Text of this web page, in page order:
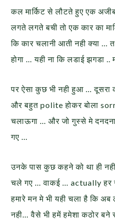
कल मार्किट से लौटते हुए एक
लगते लगते बची तो एक कार का
कि कार चलानी आती नही क्या …
होगा … यही ना कि लडाई झगडा ..
पर ऐसा कुछ भी नही हुआ … दूसरा
और बहुत polite होकर बोला
चलाऊगा … और जो गुस्से मे
गए …
उनके पास कुछ कहने को था ही
चले गए … वाकई … actually
हमारे मन मे भी यही चला है कि अब
नही… वैसे भी हमें हमेशा कठोर बने